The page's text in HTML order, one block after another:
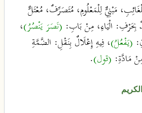
مَبْنِيٌّ لِلْمَعْلُومِ، مُتَصَرِّفٌ، مُعْتَلٌّ
بِحَرْفِ: الْيَاءِ، مِنْ بَابِ: (نَصَرَ يَنْصُرُ)،
(يَفْعُلُ)، فِيهِ إِعْلَالٌ بِنَقْلِ: الضَّمَّةِ
مَادَّةِ: (قول).